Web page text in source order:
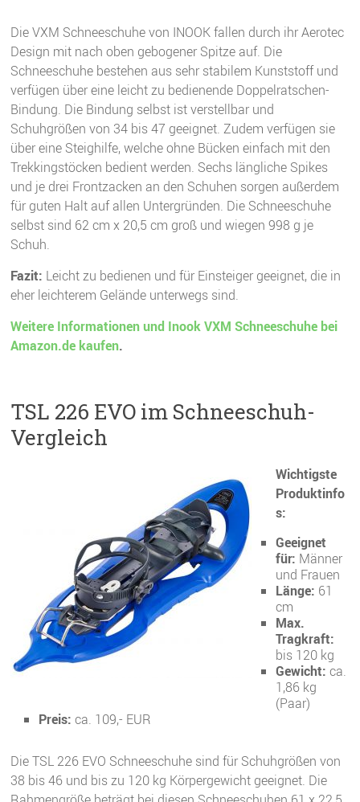
Die VXM Schneeschuhe von INOOK fallen durch ihr Aerotec
Design mit nach oben gebogener Spitze auf. Die
Schneeschuhe bestehen aus sehr stabilem Kunststoff und
verfügen über eine leicht zu bedienende Doppelratschen-
Bindung. Die Bindung selbst ist verstellbar und
Schuhgrößen von 34 bis 47 geeignet. Zudem verfügen sie
über eine Steighilfe, welche ohne Bücken einfach mit den
Trekkingstöcken bedient werden. Sechs längliche Spikes
und je drei Frontzacken an den Schuhen sorgen außerdem
für guten Halt auf allen Untergründen. Die Schneeschuhe
selbst sind 62 cm x 20,5 cm groß und wiegen 998 g je
Schuh.
Fazit: Leicht zu bedienen und für Einsteiger geeignet, die in
eher leichterem Gelände unterwegs sind.
Weitere Informationen und Inook VXM Schneeschuhe bei
Amazon.de kaufen.
TSL 226 EVO im Schneeschuh-
Vergleich
Wichtigste
Produktinfo
s:
Geeignet
für: Männer
und Frauen
Länge: 61
cm
Max.
Tragkraft:
bis 120 kg
Gewicht: ca.
1,86 kg
(Paar)
Preis: ca. 109,- EUR
Die TSL 226 EVO Schneeschuhe sind für Schuhgrößen von
38 bis 46 und bis zu 120 kg Körpergewicht geeignet. Die